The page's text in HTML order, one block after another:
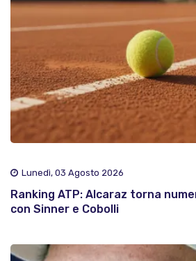
Lunedì, 03 Agosto 2026
Ranking ATP: Alcaraz torna
con Sinner e Cobolli